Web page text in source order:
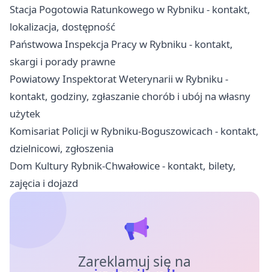
Stacja Pogotowia Ratunkowego w Rybniku - kontakt,
lokalizacja, dostępność
Państwowa Inspekcja Pracy w Rybniku - kontakt,
skargi i porady prawne
Powiatowy Inspektorat Weterynarii w Rybniku -
kontakt, godziny, zgłaszanie chorób i ubój na własny
użytek
Komisariat Policji w Rybniku-Boguszowicach - kontakt,
dzielnicowi, zgłoszenia
Dom Kultury Rybnik-Chwałowice - kontakt, bilety,
zajęcia i dojazd
Zareklamuj się na